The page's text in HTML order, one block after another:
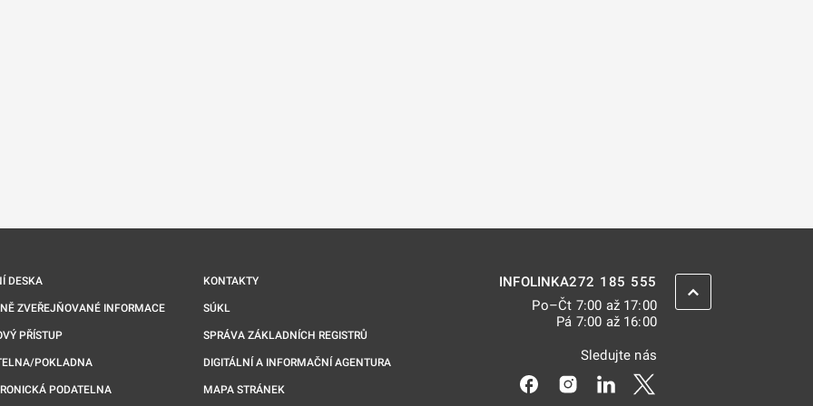
DESKA
ZVEŘEJŇOVANÉ INFORMACE
PŘÍSTUP
POKLADNA
PODATELNA
KONTAKTY
SÚKL
SPRÁVA ZÁKLADNÍCH REGISTRŮ
DIGITÁLNÍ A INFORMAČNÍ AGENTURA
MAPA STRÁNEK
INFOLINKA272 185 555
Po–Čt 7:00 až 17:00
Pá 7:00 až 16:00
Sledujte nás
Odkaz se otevře na nové kartě
Odkaz se otevře na nové kartě
Odkaz se otevře na nové
ZPĚT NAHORU